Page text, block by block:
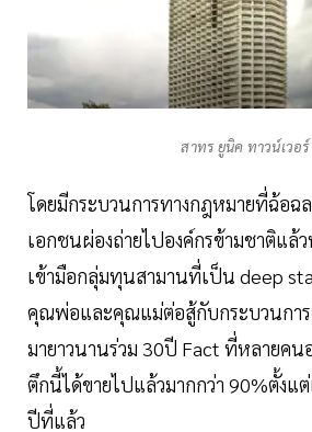
สาทร ยูนิค ทาวน์เวอร์
โดยมีกระบวนการทางกฎหมายที่ฉ้อฉ
เอกชนผ่องถ่ายไปองค์กรข้ามชาติแล้
เข้ามือกลุ่มทุนสามานที่เป็น deep
คุณพ่อและคุณแม่ต่อสู้กับกระบวนกา
มายาวนานร่วม 30ปี Fact ที่หลายคน
ตึกนี้ได้ขายไปแล้วมากกว่า 90%ตั้งแ
ปีที่แล้ว